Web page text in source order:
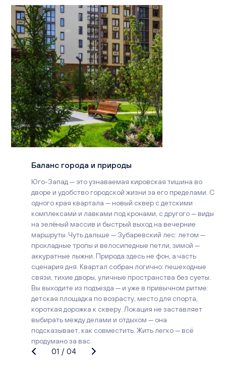
Баланс города и природы
Юго-Запад — это узнаваемая кировская тишина во
дворе и удобство городской жизни за его пределами. С
одного края квартала — новый сквер с детскими
комплексами и лавками под кронами, с другого — виды
на зелёный массив и быстрый выход на вечерние
маршруты. Чуть дальше — Зубаревский лес: летом —
прохладные тропы и велосипедные петли, зимой —
аккуратные лыжни. Природа здесь не фон, а часть
сценария дня. Квартал собран логично: пешеходные
связи, тихие дворы, уличные пространства без суеты.
Вы выходите из подъезда — и уже в привычном ритме:
детская площадка по возрасту, место для спорта,
короткая дорожка к скверу. Локация не заставляет
выбирать между делами и отдыхом — она
подсказывает, как совместить. Жить легко — всё
продумано за вас.
01 / 04